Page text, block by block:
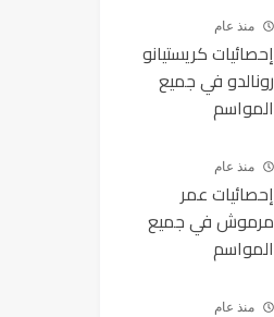
منذ عام
إحصائيات كريستيانو
رونالدو في جميع
المواسم
منذ عام
إحصائيات عمر
مرموش في جميع
المواسم
منذ عام